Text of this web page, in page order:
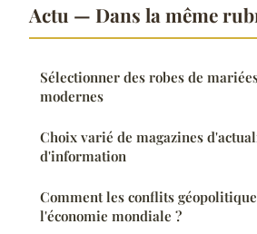
Actu — Dans la même
Sélectionner des robes de
modernes
Choix varié de magazines
d'information
Comment les conflits
l'économie mondiale ?